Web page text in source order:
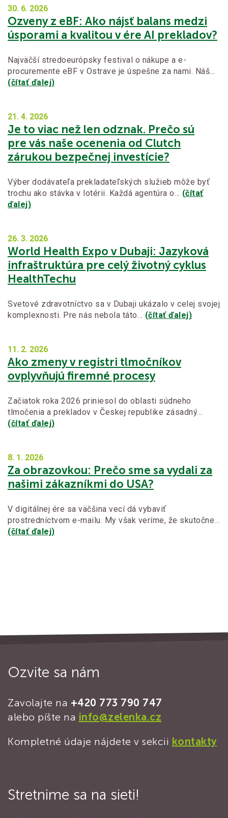
30. 6. 2026
Ozveny z eBF: Ako nájsť balans medzi
úsporami a kvalitou v ére AI prekladov?
Najväčší stredoeurópsky festival o nákupe a e-
procuremente eBF v Ostrave je úspešne za nami. Náš…
(čítať ďalej)
21. 4. 2026
Je to viac než len odznak. Prečo sú
pre vás naše ocenenia od Clutch
zárukou bezpečnej investície?
Výber dodávateľa prekladateľských služieb môže byť
trochu ako stávka v lotérii. Každá agentúra o… (čítať
ďalej)
26. 3. 2026
World Health Expo v Dubaji: Jazyková
infraštruktúra pre celý životný cyklus
HealthTechu
Svetové zdravotníctvo sa v Dubaji ukázalo v celej svojej
komplexnosti. Pre nás nebola táto… (čítať ďalej)
11. 2. 2026
Ako zmeny v registri tlmočníkov
ovplyvňujú firemné procesy
Začiatok roka 2026 priniesol do oblasti súdneho
tlmočenia a prekladov v Českej republike zásadný…
(čítať ďalej)
8. 1. 2026
Za obrazovkou: Prečo sme sa vydali za
našimi zákazníkmi do USA?
V digitálnej ére sa väčšina vecí dá vybaviť
prostredníctvom e-mailu. My však veríme, že skutočne…
(čítať ďalej)
Ozvite sa nám
Zavolajte na +420 773 790 747
alebo píšte na info@zelenka.cz
Kompletné údaje nájdete v sekcii kontakty
Stretnime sa na sieti!